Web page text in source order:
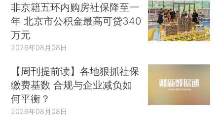
非京籍五环内购房社保降至一
年 北京市公积金最高可贷340
万元
2026年08月08日
【周刊提前读】各地狠抓社保
缴费基数 合规与企业减负如
何平衡？
2026年08月08日